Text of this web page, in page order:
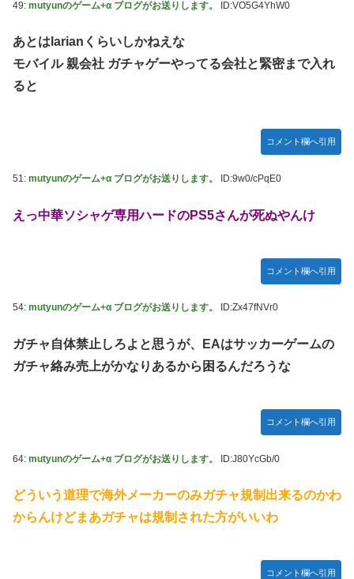
49: mutyunのゲーム+α ブログがお送りします。 ID:VO5G4YhW0
あとはlarianくらいしかねえな
モバイル 親会社 ガチャゲーやってる会社と緊密まで入れ
ると
コメント欄へ引用
51: mutyunのゲーム+α ブログがお送りします。 ID:9w0/cPqE0
えっ中華ソシャゲ専用ハードのPS5さんが死ぬやんけ
コメント欄へ引用
54: mutyunのゲーム+α ブログがお送りします。 ID:Zx47fNVr0
ガチャ自体禁止しろよと思うが、EAはサッカーゲームの
ガチャ絡み売上がかなりあるから困るんだろうな
コメント欄へ引用
64: mutyunのゲーム+α ブログがお送りします。 ID:J80YcGb/0
どういう道理で海外メーカーのみガチャ規制出来るのかわ
からんけどまあガチャは規制された方がいいわ
コメント欄へ引用